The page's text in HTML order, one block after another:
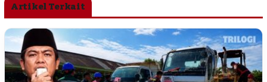
Artikel Terkait